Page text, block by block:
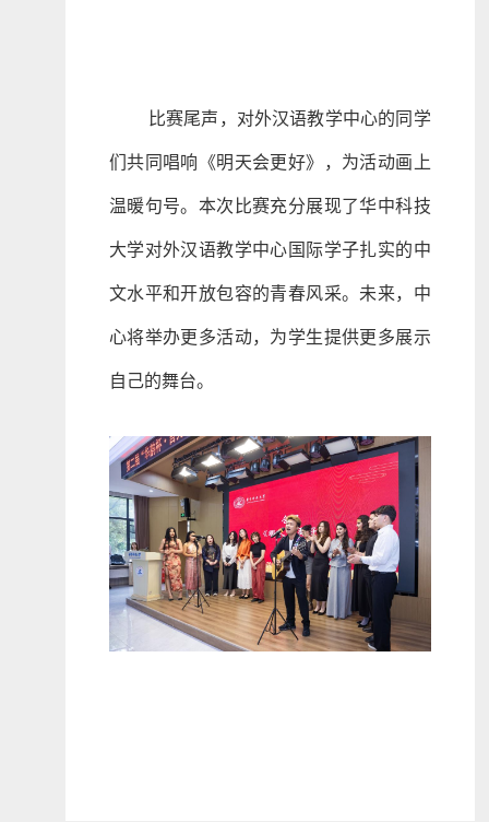
比赛尾声，对外汉语教学中心的同学
们共同唱响《明天会更好》，为活动画上
温暖句号。本次比赛充分展现了华中科技
大学对外汉语教学中心国际学子扎实的中
文水平和开放包容的青春风采。未来，中
心将举办更多活动，为学生提供更多展示
自己的舞台。